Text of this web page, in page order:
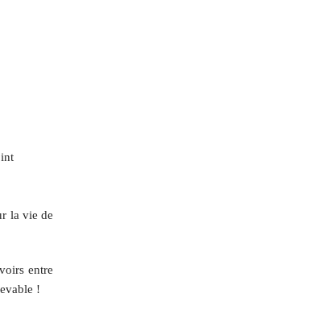
la vie de
entre
!